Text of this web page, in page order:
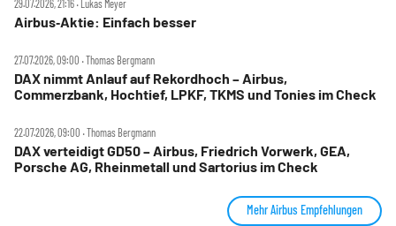
29.07.2026, 21:16 ‧ Lukas Meyer
Airbus‑Aktie: Einfach besser
27.07.2026, 09:00 ‧ Thomas Bergmann
DAX nimmt Anlauf auf Rekordhoch – Airbus,
Commerzbank, Hochtief, LPKF, TKMS und Tonies im Check
22.07.2026, 09:00 ‧ Thomas Bergmann
DAX verteidigt GD50 – Airbus, Friedrich Vorwerk, GEA,
Porsche AG, Rheinmetall und Sartorius im Check
Mehr Airbus Empfehlungen